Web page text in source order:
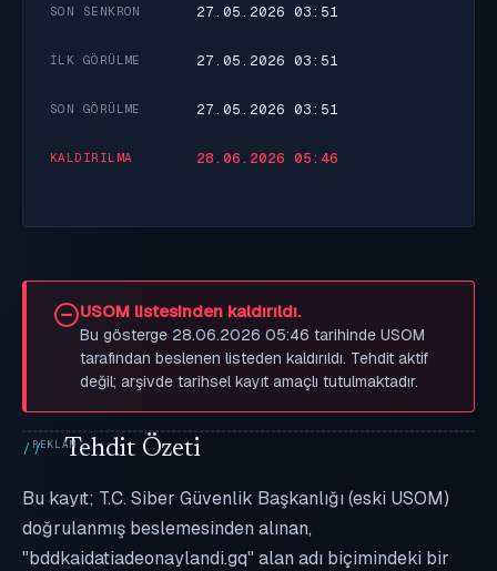
SON SENKRON 27.05.2026 03:51
İLK GÖRÜLME 27.05.2026 03:51
SON GÖRÜLME 27.05.2026 03:51
KALDIRILMA 28.06.2026 05:46
USOM listesinden kaldırıldı.
Bu gösterge 28.06.2026 05:46 tarihinde USOM
tarafından beslenen listeden kaldırıldı. Tehdit aktif
değil; arşivde tarihsel kayıt amaçlı tutulmaktadır.
Tehdit Özeti
Bu kayıt; T.C. Siber Güvenlik Başkanlığı (eski USOM)
doğrulanmış beslemesinden alınan,
"bddkaidatiadeonaylandi.gq" alan adı biçimindeki bir